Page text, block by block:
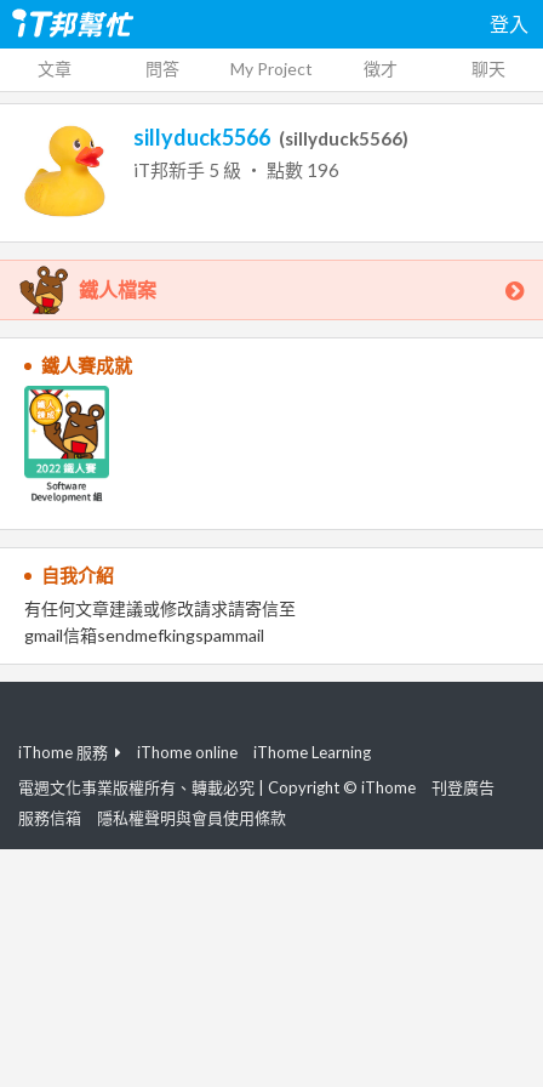
登入
文章 問答 My Project 徵才 聊天
sillyduck5566 (sillyduck5566)
iT邦新手 5 級 ‧ 點數 196
鐵人檔案
鐵人賽成就
自我介紹
有任何文章建議或修改請求請寄信至
gmail信箱sendmefkingspammail
iThome 服務 iThome online
iThome Learning
電週文化事業版權所有、轉載必究 | Copyright © iThome
刊登廣告
服務信箱
隱私權聲明與會員使用條款